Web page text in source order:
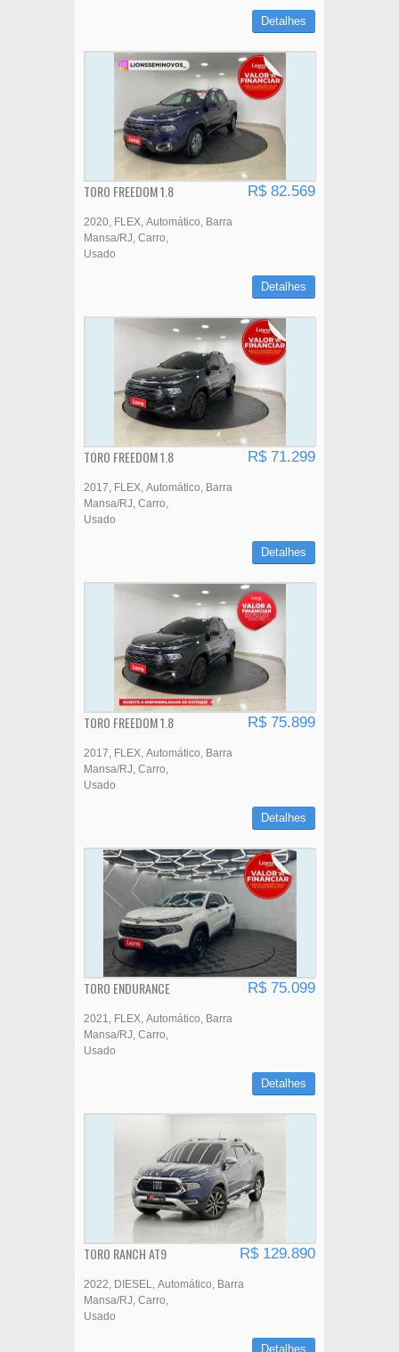
Detalhes
TORO FREEDOM 1.8 R$ 82.569
2020 FLEX Automático
Barra
Mansa/RJ Carro
Usado
Detalhes
TORO FREEDOM 1.8 R$ 71.299
2017 FLEX Automático
Barra
Mansa/RJ Carro
Usado
Detalhes
TORO FREEDOM 1.8 R$ 75.899
2017 FLEX Automático
Barra
Mansa/RJ Carro
Usado
Detalhes
TORO ENDURANCE R$ 75.099
2021 FLEX Automático
Barra
Mansa/RJ Carro
Usado
Detalhes
TORO RANCH AT9 R$ 129.890
2022 DIESEL Automático
Barra
Mansa/RJ Carro
Usado
Detalhes